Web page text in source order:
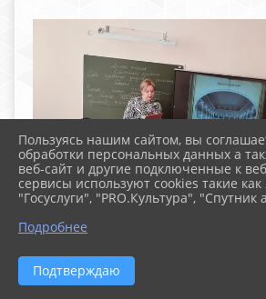
Пользуясь нашим сайтом, вы
обработки персональных данных а
веб-сайт и другие подключенные к
сервисы используют cookies такие
"Госуслуги", "PRO.Культура", "Спутник
Подробнее
Подтверждаю